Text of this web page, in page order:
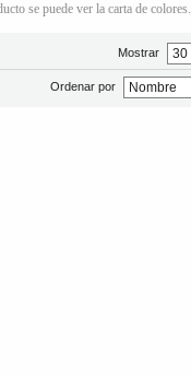
se puede ver la carta de colores.
Mostrar
Ordenar por